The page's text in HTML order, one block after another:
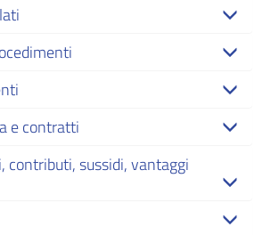
e contratti
contributi, sussidi, vantaggi